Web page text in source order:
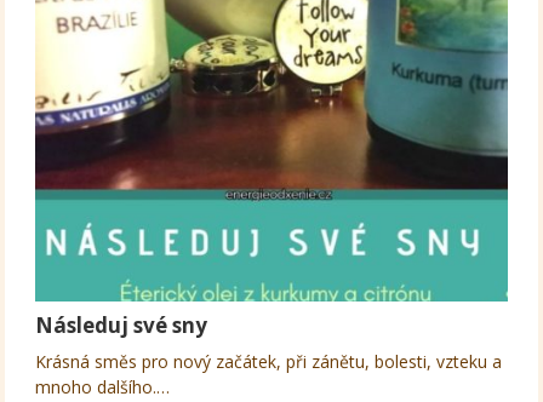
Následuj své sny
Krásná směs pro nový začátek, při zánětu, bolesti, vzteku a
mnoho dalšího.…